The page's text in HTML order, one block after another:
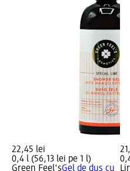
22,45 lei
0,4 l (56,13 lei pe 1 l)
Green Feel'sGel de duș cu